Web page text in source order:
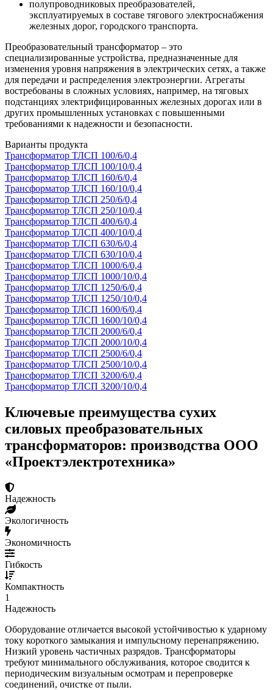
полупроводниковых преобразователей,
эксплуатируемых в составе тягового электроснабжения
железных дорог, городского транспорта.
Преобразовательный трансформатор – это
специализированные устройства, предназначенные для
изменения уровня напряжения в электрических сетях, а также
для передачи и распределения электроэнергии. Агрегаты
востребованы в сложных условиях, например, на тяговых
подстанциях электрифицированных железных дорогах или в
других промышленных установках с повышенными
требованиями к надежности и безопасности.
Варианты продукта
Трансформатор ТЛСП 100/6/0,4
Трансформатор ТЛСП 100/10/0,4
Трансформатор ТЛСП 160/6/0,4
Трансформатор ТЛСП 160/10/0,4
Трансформатор ТЛСП 250/6/0,4
Трансформатор ТЛСП 250/10/0,4
Трансформатор ТЛСП 400/6/0,4
Трансформатор ТЛСП 400/10/0,4
Трансформатор ТЛСП 630/6/0,4
Трансформатор ТЛСП 630/10/0,4
Трансформатор ТЛСП 1000/6/0,4
Трансформатор ТЛСП 1000/10/0,4
Трансформатор ТЛСП 1250/6/0,4
Трансформатор ТЛСП 1250/10/0,4
Трансформатор ТЛСП 1600/6/0,4
Трансформатор ТЛСП 1600/10/0,4
Трансформатор ТЛСП 2000/6/0,4
Трансформатор ТЛСП 2000/10/0,4
Трансформатор ТЛСП 2500/6/0,4
Трансформатор ТЛСП 2500/10/0,4
Трансформатор ТЛСП 3200/6/0,4
Трансформатор ТЛСП 3200/10/0,4
Ключевые преимущества сухих
силовых преобразовательных
трансформаторов: производства ООО
«Проектэлектротехника»
Надежность
Экологичность
Экономичность
Гибкость
Компактность
1
Надежность
Оборудование отличается высокой устойчивостью к ударному
току короткого замыкания и импульсному перенапряжению.
Низкий уровень частичных разрядов. Трансформаторы
требуют минимального обслуживания, которое сводится к
периодическим визуальным осмотрам и перепроверке
соединений, очистке от пыли.